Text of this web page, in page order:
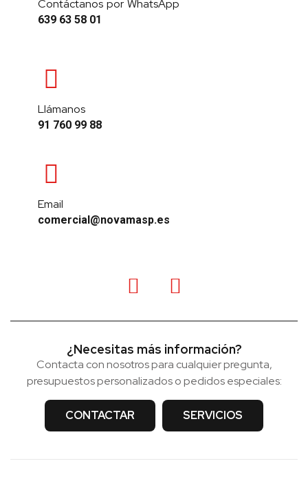
Contáctanos por WhatsApp
639 63 58 01
Llámanos
91 760 99 88
Email
comercial@novamasp.es
¿Necesitas más información?
Contacta con nosotros para cualquier pregunta,
presupuestos personalizados o pedidos especiales:
CONTACTAR SERVICIOS